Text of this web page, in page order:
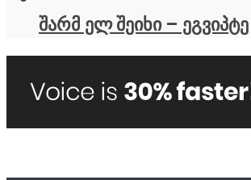
შარმ ელ შეიხი – ეგვიპტე